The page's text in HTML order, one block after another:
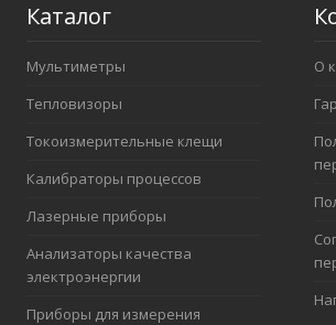
Каталог
Мультиметры
Тепловизоры
Токоизмерительные клещи
Калибраторы процессов
Лазерные приборы
Анализаторы качества
электроэнергии
Приборы для измерения
О